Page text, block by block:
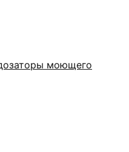
моющего